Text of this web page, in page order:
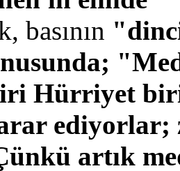
basının
Hürriyet
ediyorlar;
artık